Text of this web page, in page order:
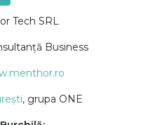
Tech SRL
Business
, grupa ONE